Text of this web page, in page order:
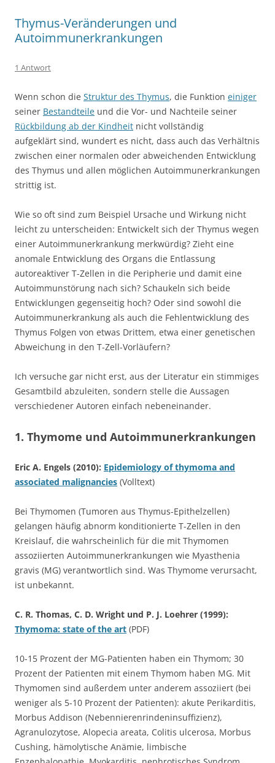
Thymus-Veränderungen und
Autoimmunerkrankungen
1 Antwort
Wenn schon die Struktur des Thymus, die Funktion einiger
seiner Bestandteile und die Vor- und Nachteile seiner
Rückbildung ab der Kindheit nicht vollständig
aufgeklärt sind, wundert es nicht, dass auch das Verhältnis
zwischen einer normalen oder abweichenden Entwicklung
des Thymus und allen möglichen Autoimmunerkrankungen
strittig ist.
Wie so oft sind zum Beispiel Ursache und Wirkung nicht
leicht zu unterscheiden: Entwickelt sich der Thymus wegen
einer Autoimmunerkrankung merkwürdig? Zieht eine
anomale Entwicklung des Organs die Entlassung
autoreaktiver T-Zellen in die Peripherie und damit eine
Autoimmunstörung nach sich? Schaukeln sich beide
Entwicklungen gegenseitig hoch? Oder sind sowohl die
Autoimmunerkrankung als auch die Fehlentwicklung des
Thymus Folgen von etwas Drittem, etwa einer genetischen
Abweichung in den T-Zell-Vorläufern?
Ich versuche gar nicht erst, aus der Literatur ein stimmiges
Gesamtbild abzuleiten, sondern stelle die Aussagen
verschiedener Autoren einfach nebeneinander.
1. Thymome und Autoimmunerkrankungen
Eric A. Engels (2010): Epidemiology of thymoma and
associated malignancies (Volltext)
Bei Thymomen (Tumoren aus Thymus-Epithelzellen)
gelangen häufig abnorm konditionierte T-Zellen in den
Kreislauf, die wahrscheinlich für die mit Thymomen
assoziierten Autoimmunerkrankungen wie Myasthenia
gravis (MG) verantwortlich sind. Was Thymome verursacht,
ist unbekannt.
C. R. Thomas, C. D. Wright und P. J. Loehrer (1999):
Thymoma: state of the art (PDF)
10-15 Prozent der MG-Patienten haben ein Thymom; 30
Prozent der Patienten mit einem Thymom haben MG. Mit
Thymomen sind außerdem unter anderem assoziiert (bei
weniger als 5-10 Prozent der Patienten): akute Perikarditis,
Morbus Addison (Nebennierenrindeninsuffizienz),
Agranulozytose, Alopecia areata, Colitis ulcerosa, Morbus
Cushing, hämolytische Anämie, limbische